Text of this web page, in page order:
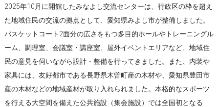
2025年10月に開館したみなよし交流センターは、行政区の枠を超え
た地域住民の交流の拠点として、愛知県みよし市が整備しました。
バスケットコート2面分の広さをもつ多目的ホールやトレーニングル
ーム、調理室、会議室・講座室、屋外イベントエリアなど、地域住
民の意見を伺いながら設計・整備を行ってきました。また、内装や
家具には、友好都市である長野県木曽町産の木材や、愛知県豊田市
産の木材などの地域産材が取り入れられました。本格的なスポーツ
を行える大空間を備えた公共施設（集会施設）では全国初となる